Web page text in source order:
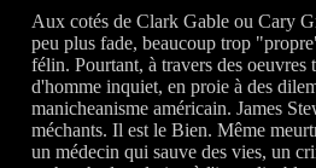
Aux cotés de Clark Gable ou Cary
peu plus fade, beaucoup trop
félin. Pourtant, à travers des oeuvres
d'homme inquiet, en proie à des
manicheanisme américain. James
méchants. Il est le Bien. Même
un médecin qui sauve des vies, un